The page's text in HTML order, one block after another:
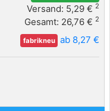
Versand: 5,29 € 2
Gesamt: 26,76 € 2
fabrikneu ab 8,27 €